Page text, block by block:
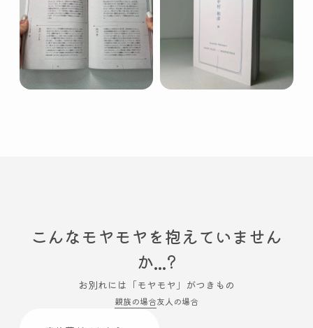
こんなモヤモヤを抱えていません
か...?
お別れには「モヤモヤ」がつきもの
親族の場合友人の場合